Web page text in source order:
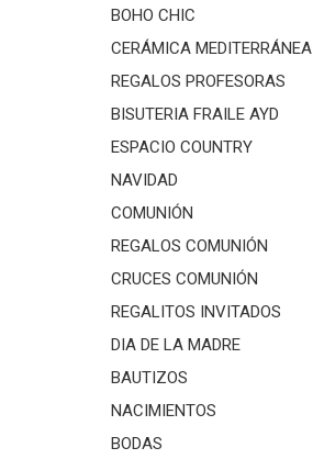
BOHO CHIC
CERÁMICA MEDITERRÁNEA
REGALOS PROFESORAS
BISUTERIA FRAILE AYD
ESPACIO COUNTRY
NAVIDAD
COMUNIÓN
REGALOS COMUNIÓN
CRUCES COMUNIÓN
REGALITOS INVITADOS
DIA DE LA MADRE
BAUTIZOS
NACIMIENTOS
BODAS